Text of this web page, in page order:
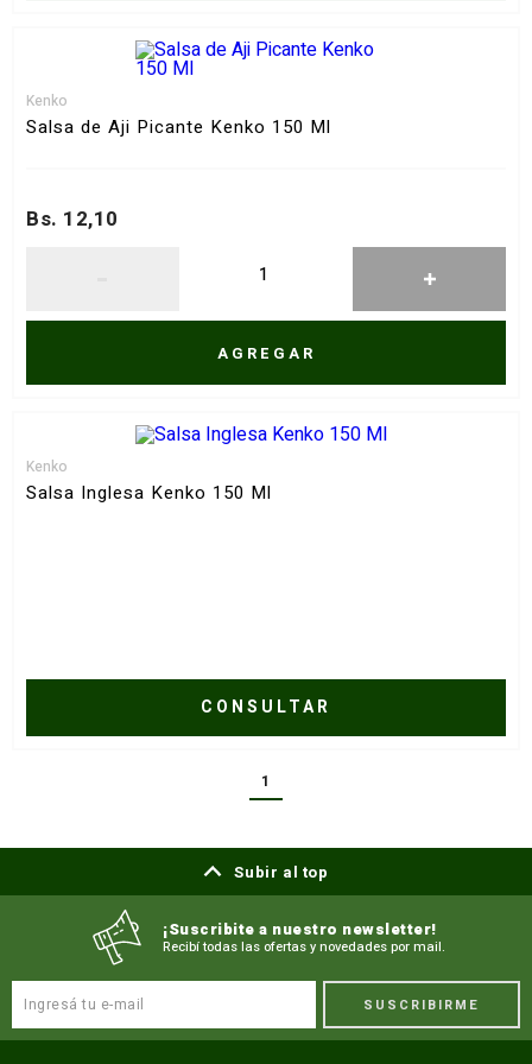
Kenko
Salsa de Aji Picante Kenko 150 Ml
Bs. 12,10
AGREGAR
Kenko
Salsa Inglesa Kenko 150 Ml
CONSULTAR
1
Subir al top
¡Suscribite a nuestro newsletter!
Recibí todas las ofertas y novedades por mail.
SUSCRIBIRME